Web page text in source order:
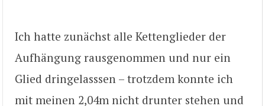
Ich hatte zunächst alle Kettenglieder der
Aufhängung rausgenommen und nur ein
Glied dringelasssen – trotzdem konnte ich
mit meinen 2,04m nicht drunter stehen und